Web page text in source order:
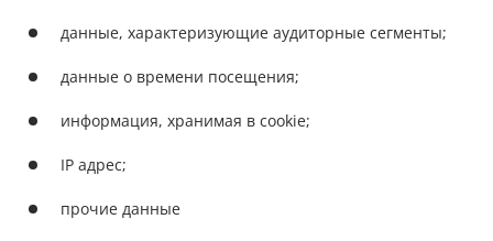
данные, характеризующие аудиторные сегменты;
данные о времени посещения;
информация, хранимая в cookie;
IP адрес;
прочие данные